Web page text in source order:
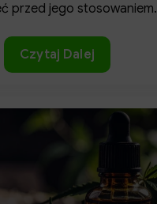
przed jego stosowaniem.
CBD
dla
Czytaj Dalej